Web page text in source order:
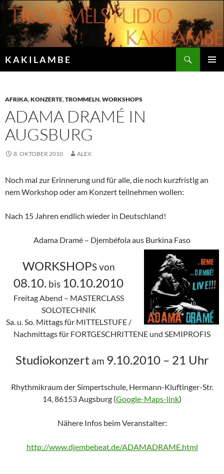
Zum
Inhalt
springen
K A K I L A M B E
AFRIKA,KONZERTE,TROMMELN,WORKSHOPS
ADAMA DRAMÉ IN
AUGSBURG
8. OKTOBER 2010 ALEX
Noch mal zur Erinnerung und für alle, die noch kurzfristig an
nem Workshop oder am Konzert teilnehmen wollen:
Nach 15 Jahren endlich wieder in Deutschland!
Adama Dramé – Djembéfola aus Burkina Faso
WORKSHOPS von
08.10. bis 10.10.2010
Freitag Abend – MASTERCLASS
SOLOTECHNIK
Sa. u. So. Mittags für MITTELSTUFE /
Nachmittags für FORTGESCHRITTENE und SEMIPROFIS
Studiokonzert am 9.10.2010 – 21 Uhr
Rhythmikraum der Simpertschule, Hermann-Kluftinger-Str.
14, 86153 Augsburg (Google-Maps-link)
Nähere Infos beim Veranstalter:
http://www.djembebeat.de/ADAMADRAME.html